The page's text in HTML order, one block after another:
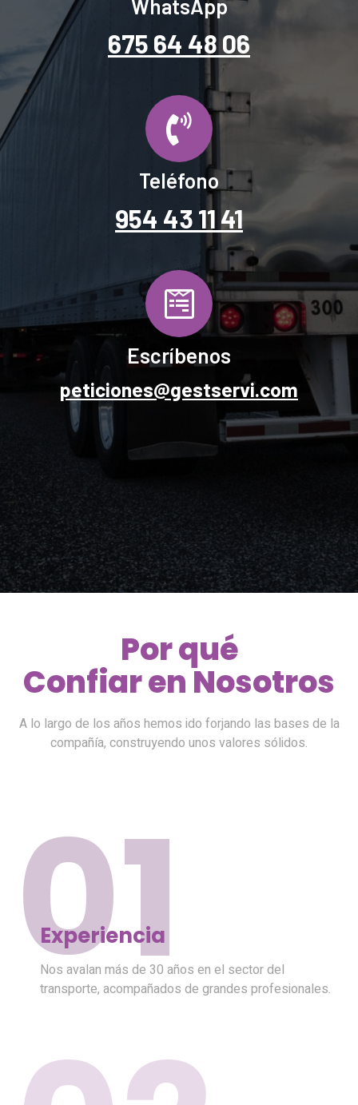
WhatsApp
675 64 48 06
Teléfono
954 43 11 41
Escríbenos
peticiones@gestservi.com
Por qué
Confiar en Nosotros
A lo largo de los años hemos ido forjando las bases de la
compañía, construyendo unos valores sólidos.
01
Experiencia
Nos avalan más de 30 años en el sector del
transporte, acompañados de grandes profesionales.